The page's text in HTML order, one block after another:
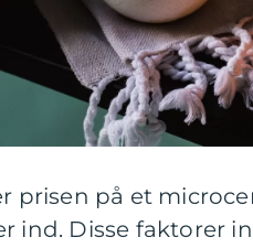
prisen på et
ind. Disse faktorer